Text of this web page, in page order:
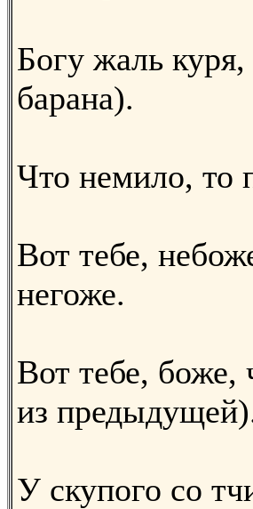
Богу жаль
барана).
Что немило, то
Вот тебе,
негоже.
Вот тебе, боже,
из
У скупого со